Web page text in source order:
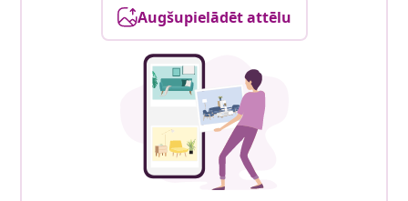
Augšupielādēt attēlu